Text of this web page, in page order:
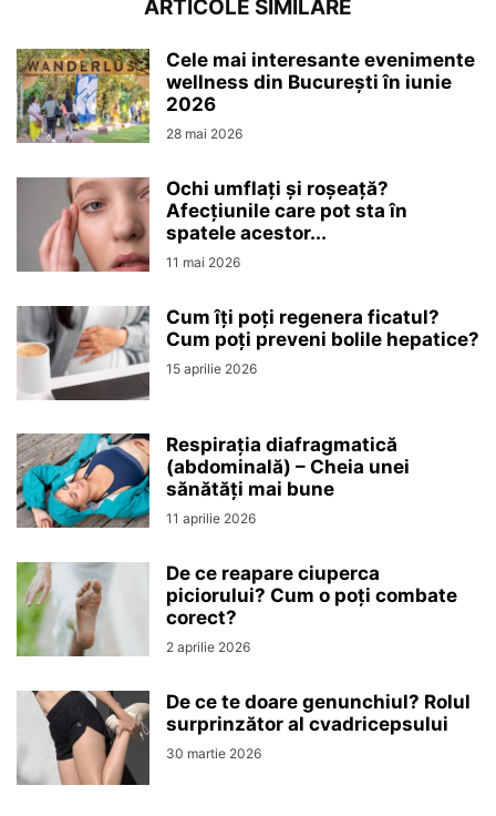
ARTICOLE SIMILARE
Cele mai interesante evenimente
wellness din București în iunie
2026
28 mai 2026
Ochi umflați și roșeață?
Afecțiunile care pot sta în
spatele acestor...
11 mai 2026
Cum îți poți regenera ficatul?
Cum poți preveni bolile hepatice?
15 aprilie 2026
Respirația diafragmatică
(abdominală) – Cheia unei
sănătăți mai bune
11 aprilie 2026
De ce reapare ciuperca
piciorului? Cum o poți combate
corect?
2 aprilie 2026
De ce te doare genunchiul? Rolul
surprinzător al cvadricepsului
30 martie 2026